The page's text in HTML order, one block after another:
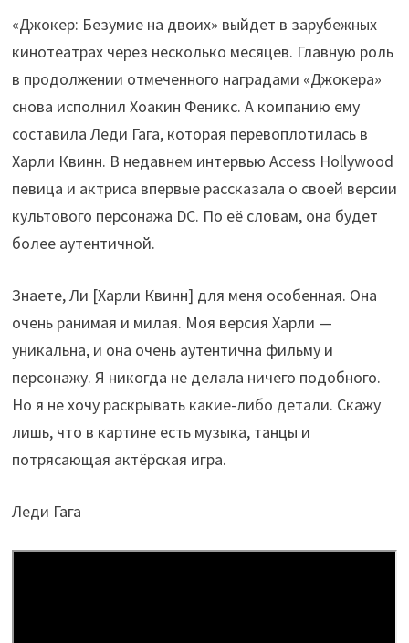
«Джокер: Безумие на двоих» выйдет в зарубежных
кинотеатрах через несколько месяцев. Главную роль
в продолжении отмеченного наградами «Джокера»
снова исполнил Хоакин Феникс. А компанию ему
составила Леди Гага, которая перевоплотилась в
Харли Квинн. В недавнем интервью Access Hollywood
певица и актриса впервые рассказала о своей версии
культового персонажа DC. По её словам, она будет
более аутентичной.
Знаете, Ли [Харли Квинн] для меня особенная. Она
очень ранимая и милая. Моя версия Харли —
уникальна, и она очень аутентична фильму и
персонажу. Я никогда не делала ничего подобного.
Но я не хочу раскрывать какие-либо детали. Скажу
лишь, что в картине есть музыка, танцы и
потрясающая актёрская игра.
Леди Гага